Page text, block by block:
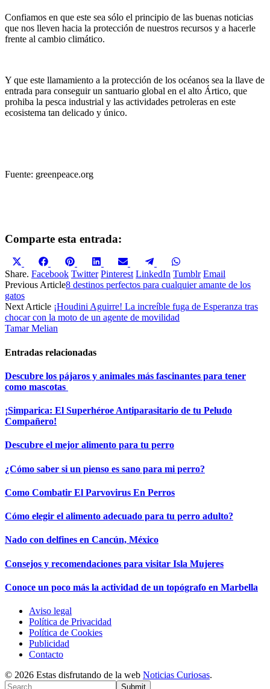
Confiamos en que este sea sólo el principio de las buenas noticias
que nos lleven hacia la protección de nuestros recursos y a hacerle
frente al cambio climático.
Y que este llamamiento a la protección de los océanos sea la llave de
entrada para conseguir un santuario global en el alto Ártico, que
prohiba la pesca industrial y las actividades petroleras en este
ecosistema tan delicado y único.
Fuente: greenpeace.org
Comparte esta entrada:
Compartir
en
X
(Twitter)
Compartir
en
Facebook
Compartir
en
Pinterest
Compartir
en
LinkedIn
Compartir
en
Email
Compartir
en
Telegram
en
WhatsApp
Share. Facebook Twitter Pinterest LinkedIn Tumblr Email
Previous Article8 destinos perfectos para cualquier amante de los
gatos
Next Article ¡Houdini Aguirre! La increíble fuga de Esperanza tras
chocar con la moto de un agente de movilidad
Tamar Melian
Entradas relacionadas
Descubre los pájaros y animales más fascinantes para tener
como mascotas
¡Simparica: El Superhéroe Antiparasitario de tu Peludo
Compañero!
Descubre el mejor alimento para tu perro
¿Cómo saber si un pienso es sano para mi perro?
Como Combatir El Parvovirus En Perros
Cómo elegir el alimento adecuado para tu perro adulto?
Nado con delfines en Cancún, México
Consejos y recomendaciones para visitar Isla Mujeres
Conoce un poco más la actividad de un topógrafo en Marbella
Aviso legal
Política de Privacidad
Política de Cookies
Publicidad
Contacto
© 2026 Estas disfrutando de la web Noticias Curiosas.
Submit